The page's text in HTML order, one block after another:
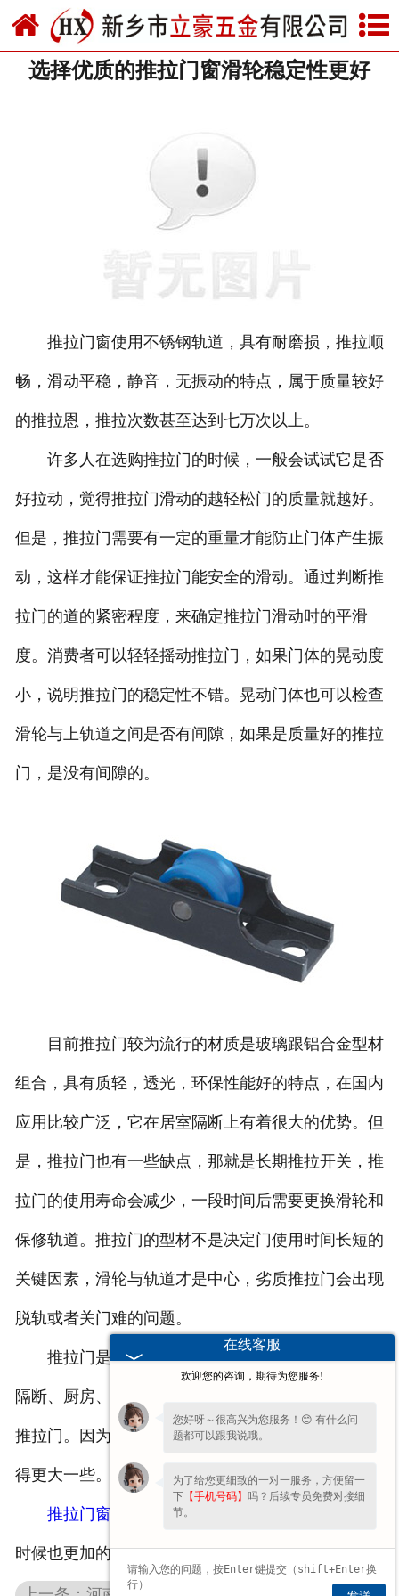
网站首页
关于我们
联系我们
选择优质的推拉门窗滑轮稳定性更好
推拉门窗使用不锈钢轨道，具有耐磨损，推拉顺
畅，滑动平稳，静音，无振动的特点，属于质量较好
的推拉恩，推拉次数甚至达到七万次以上。
许多人在选购推拉门的时候，一般会试试它是否
好拉动，觉得推拉门滑动的越轻松门的质量就越好。
但是，推拉门需要有一定的重量才能防止门体产生振
动，这样才能保证推拉门能安全的滑动。通过判断推
拉门的道的紧密程度，来确定推拉门滑动时的平滑
度。消费者可以轻轻摇动推拉门，如果门体的晃动度
小，说明推拉门的稳定性不错。晃动门体也可以检查
滑轮与上轨道之间是否有间隙，如果是质量好的推拉
门，是没有间隙的。
目前推拉门较为流行的材质是玻璃跟铝合金型材
组合，具有质轻，透光，环保性能好的特点，在国内
应用比较广泛，它在居室隔断上有着很大的优势。但
是，推拉门也有一些缺点，那就是长期推拉开关，推
拉门的使用寿命会减少，一段时间后需要更换滑轮和
保修轨道。推拉门的型材不是决定门使用时间长短的
关键因素，滑轮与轨道才是中心，劣质推拉门会出现
脱轨或者关门难的问题。
推拉门是家居日常较为常见的门类型之一，客厅
隔断、厨房、浴室、阳台隔断等室内空间都可以采用
推拉门。因为推拉门非常省空间，可以让室内空间显
得更大一些。
推拉门窗滑轮 选择的好，那么您在使用拖拉门的
时候也更加的省力。
在线客服
欢迎您的咨询，期待为您服务!
您好呀～很高兴为您服务！😊 有什么问
题都可以跟我说哦。
为了给您更细致的一对一服务，方便留一
下 【手机号码】 吗？后续专员免费对接细
节。